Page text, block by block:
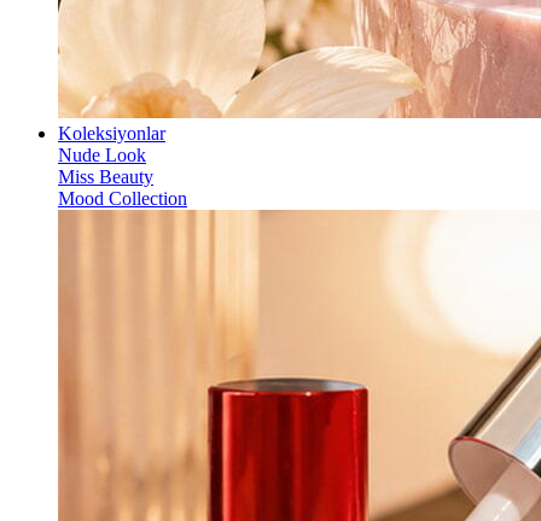
Koleksiyonlar
Nude Look
Miss Beauty
Mood Collection